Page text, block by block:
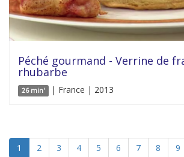
Péché gourmand - Verrine de
rhubarbe
26 min' | France | 2013
1 2 3 4 5 6 7 8 9